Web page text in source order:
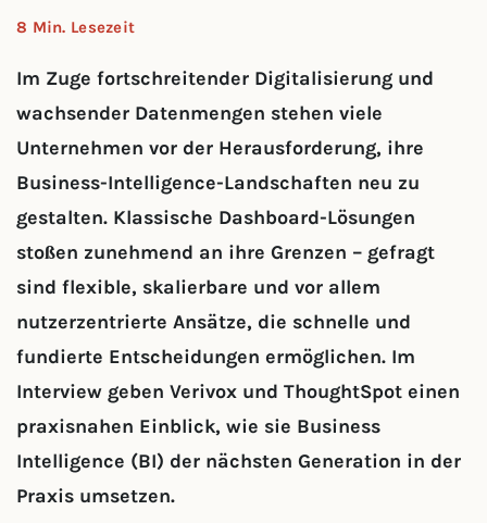
8 Min. Lesezeit
Im Zuge fortschreitender Digitalisierung und
wachsender Datenmengen stehen viele
Unternehmen vor der Herausforderung, ihre
Business-Intelligence-Landschaften neu zu
gestalten. Klassische Dashboard-Lösungen
stoßen zunehmend an ihre Grenzen – gefragt
sind flexible, skalierbare und vor allem
nutzerzentrierte Ansätze, die schnelle und
fundierte Entscheidungen ermöglichen. Im
Interview geben Verivox und ThoughtSpot einen
praxisnahen Einblick, wie sie Business
Intelligence (BI) der nächsten Generation in der
Praxis umsetzen.